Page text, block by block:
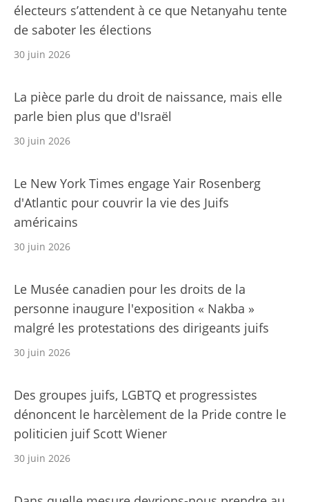
électeurs s’attendent à ce que Netanyahu tente
de saboter les élections
30 juin 2026
La pièce parle du droit de naissance, mais elle
parle bien plus que d'Israël
30 juin 2026
Le New York Times engage Yair Rosenberg
d'Atlantic pour couvrir la vie des Juifs
américains
30 juin 2026
Le Musée canadien pour les droits de la
personne inaugure l'exposition « Nakba »
malgré les protestations des dirigeants juifs
30 juin 2026
Des groupes juifs, LGBTQ et progressistes
dénoncent le harcèlement de la Pride contre le
politicien juif Scott Wiener
30 juin 2026